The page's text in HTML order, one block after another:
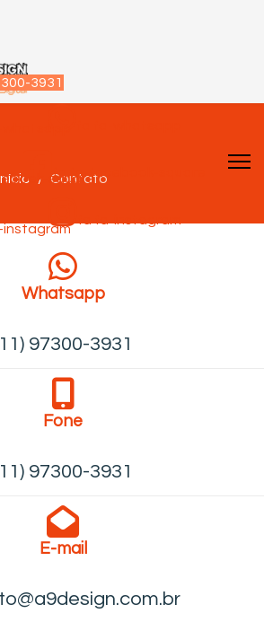
3931
square
fa fa-facebook-square
Contato
Whatsapp
97300-3931
Fone
97300-3931
E-mail